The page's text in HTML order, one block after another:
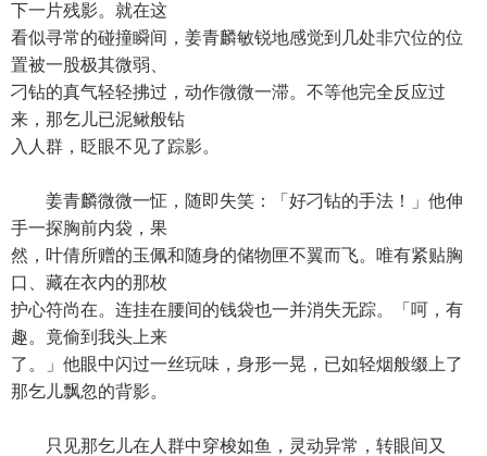
下一片残影。就在这
看似寻常的碰撞瞬间，姜青麟敏锐地感觉到几处非穴位的位
置被一股极其微弱、
刁钻的真气轻轻拂过，动作微微一滞。不等他完全反应过
来，那乞儿已泥鳅般钻
入人群，眨眼不见了踪影。
姜青麟微微一怔，随即失笑：「好刁钻的手法！」他伸
手一探胸前内袋，果
然，叶倩所赠的玉佩和随身的储物匣不翼而飞。唯有紧贴胸
口、藏在衣内的那枚
护心符尚在。连挂在腰间的钱袋也一并消失无踪。「呵，有
趣。竟偷到我头上来
了。」他眼中闪过一丝玩味，身形一晃，已如轻烟般缀上了
那乞儿飘忽的背影。
只见那乞儿在人群中穿梭如鱼，灵动异常，转眼间又